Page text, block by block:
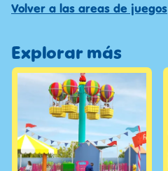
Volver a las areas de juegos
Explorar más